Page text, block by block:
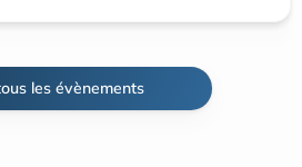
les évènements